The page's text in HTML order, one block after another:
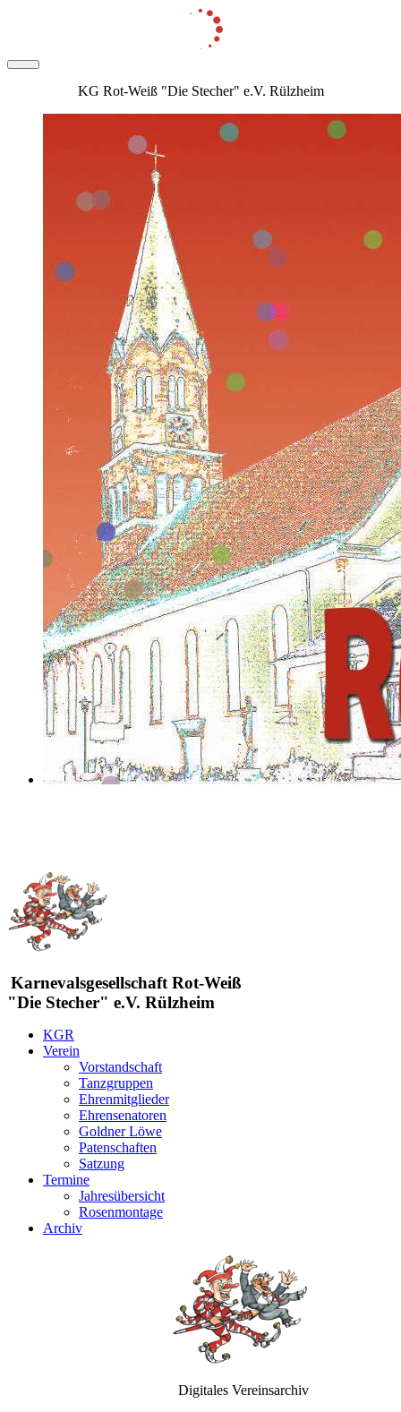
KG Rot-Weiß "Die Stecher" e.V. Rülzheim
Karnevalsgesellschaft Rot-Weiß
"Die Stecher" e.V. Rülzheim
KGR
Verein
Vorstandschaft
Tanzgruppen
Ehrenmitglieder
Ehrensenatoren
Goldner Löwe
Patenschaften
Satzung
Termine
Jahresübersicht
Rosenmontage
Archiv
Digitales Vereinsarchiv